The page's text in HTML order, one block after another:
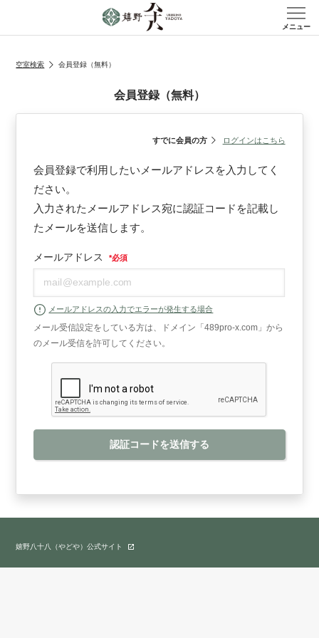
メニュー
空室検索 会員登録（無料）
会員登録（無料）
すでに会員の方 ログインはこちら
会員登録で利用したいメールアドレスを入力してく
ださい。
入力されたメールアドレス宛に認証コードを記載し
たメールを送信します。
メールアドレス *必須
メールアドレスの入力でエラーが発生する場合
メール受信設定をしている方は、ドメイン「489pro-x.com」から
のメール受信を許可してください。
認証コードを送信する
嬉野八十八（やどや）公式サイト